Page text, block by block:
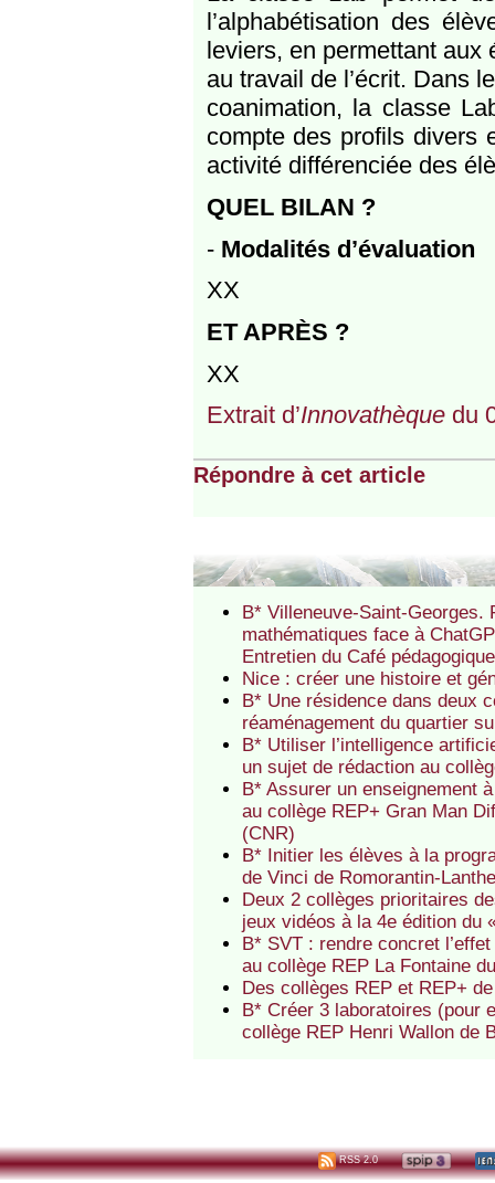
l’alphabétisation des
leviers, en permettant
au travail de l’écrit. Dans
coanimation, la classe
compte des profils divers
activité différenciée des
QUEL BILAN ?
- Modalités d’évaluation
XX
ET APRÈS ?
XX
Extrait d’Innovathèquedu
Répondre à cet article
B* Villeneuve-Saint-Georges.
mathématiques face à
Entretien du Café
Nice : créer une histoire et
B* Une résidence dans deux
réaménagement du quartier
B* Utiliser l’intelligence
un sujet de rédaction au
B* Assurer un enseignement
au collège REP+ Gran Man
(CNR)
B* Initier les élèves à la
de Vinci de Romorantin-
Deux 2 collèges prioritaires
jeux vidéos à la 4e édition du
B* SVT : rendre concret
au collège REP La Fontaine
Des collèges REP et REP+
B* Créer 3 laboratoires (pour
collège REP Henri Wallon de
RSS 2.0